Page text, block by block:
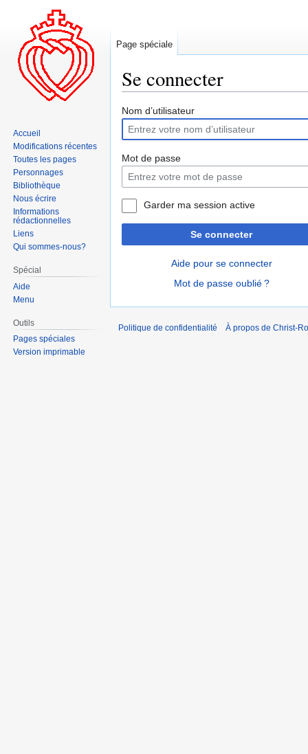
Se connecter
Aller
la
navigation
Aller
la
recherche
Nom d’utilisateur
Mot de passe
Garder ma session active
Se connecter
Aide pour se connecter
Mot de passe oublié ?
Page spéciale
Accueil
Modifications récentes
Toutes les pages
Personnages
Bibliothèque
Nous écrire
Informations
rédactionnelles
Liens
Qui sommes-nous?
Spécial
Aide
Menu
Outils
Pages spéciales
Version imprimable
Politique de confidentialité À propos de Christ-